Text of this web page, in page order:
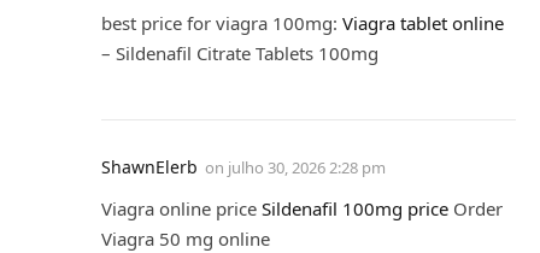
best price for viagra 100mg: Viagra tablet online
– Sildenafil Citrate Tablets 100mg
ShawnElerb on julho 30, 2026 2:28 pm
Viagra online price Sildenafil 100mg price Order
Viagra 50 mg online